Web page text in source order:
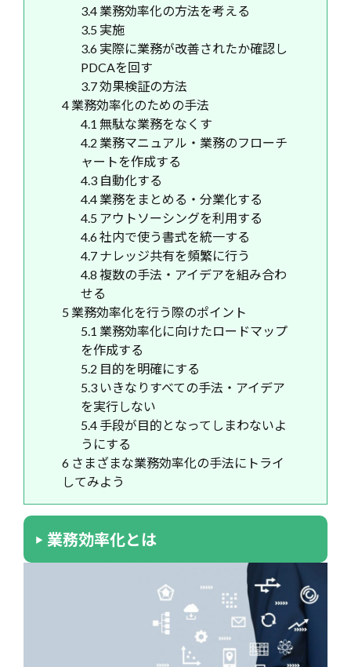
3.4 業務効率化の方法を考える
3.5 実施
3.6 実際に業務が改善されたか確認し
PDCAを回す
3.7効果検証の方法
4 業務効率化のための手法
4.1 無駄な業務をなくす
4.2 業務マニュアル・業務のフローチ
ャートを作成する
4.3 自動化する
4.4 業務をまとめる・分業化する
4.5 アウトソーシングを利用する
4.6社内で使う書式を統一する
4.7 ナレッジ共有を頻繁に行う
4.8 複数の手法・アイデアを組み合わ
せる
5 業務効率化を行う際のポイント
5.1 業務効率化に向けたロードマップ
を作成する
5.2 目的を明確にする
5.3 いきなりすべての手法・アイデア
を実行しない
5.4 手段が目的となってしまわないよ
うにする
6 さまざまな業務効率化の手法にトライ
してみよう
業務効率化とは